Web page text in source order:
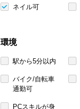
ネイル可
環境
駅から5分以内
バイク/自転車
通勤可
PCスキルが身